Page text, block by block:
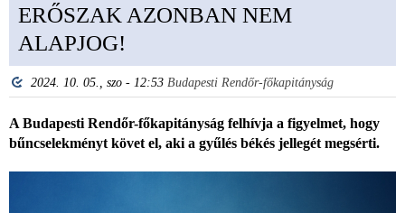
ERŐSZAK AZONBAN NEM
ALAPJOG!
2024. 10. 05., szo - 12:53 Budapesti Rendőr-főkapitányság
A Budapesti Rendőr-főkapitányság felhívja a figyelmet, hogy
bűncselekményt követ el, aki a gyűlés békés jellegét megsérti.